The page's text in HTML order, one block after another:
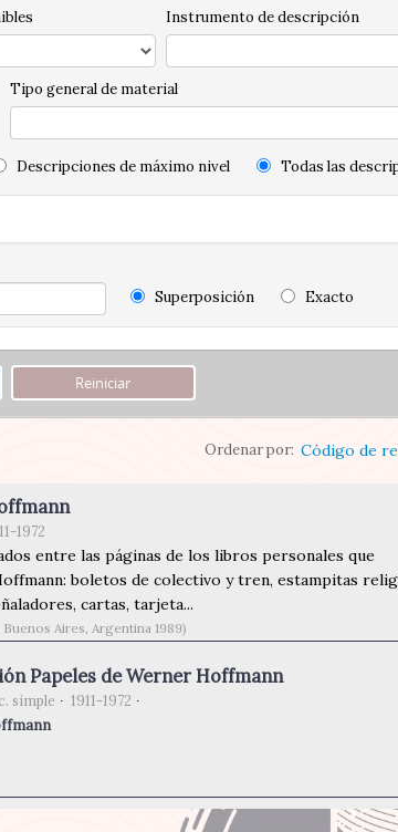
Instrumento de descripción
Tipo general de material
Descripciones de máximo nivel Todas las
Superposición
Exacto
Ordenar por: Código de
1972
entre las páginas de los libros personales que
boletos de colectivo y tren, estampitas
cartas, tarjeta...
Aires, Argentina 1989)
Papeles de Werner Hoffmann
simple
1911-1972